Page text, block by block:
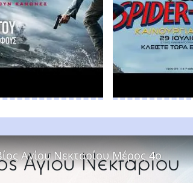
Αγίου Νεκταρίου Μέρος 4ο